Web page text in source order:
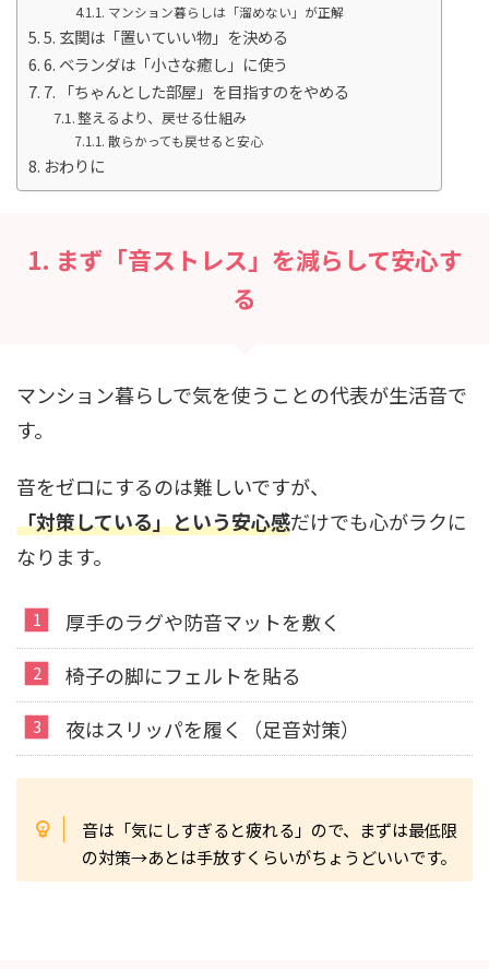
マンション暮らしは「溜めない」が正解
5. 玄関は「置いていい物」を決める
6. ベランダは「小さな癒し」に使う
7. 「ちゃんとした部屋」を目指すのをやめる
整えるより、戻せる仕組み
散らかっても戻せると安心
おわりに
1. まず「音ストレス」を減らして安心す
る
マンション暮らしで気を使うことの代表が生活音で
す。
音をゼロにするのは難しいですが、
「対策している」という安心感だけでも心がラクに
なります。
厚手のラグや防音マットを敷く
椅子の脚にフェルトを貼る
夜はスリッパを履く（足音対策）
音は「気にしすぎると疲れる」ので、まずは最低限
の対策→あとは手放すくらいがちょうどいいです。